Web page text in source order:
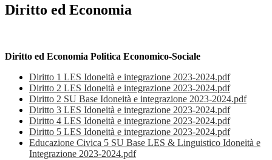
Diritto ed Economia
Diritto ed Economia Politica Economico-Sociale
Diritto 1 LES Idoneità e integrazione 2023-2024.pdf
Diritto 2 LES Idoneità e integrazione 2023-2024.pdf
Diritto 2 SU Base Idoneità e integrazione 2023-2024.pdf
Diritto 3 LES Idoneità e integrazione 2023-2024.pdf
Diritto 4 LES Idoneità e integrazione 2023-2024.pdf
Diritto 5 LES Idoneità e integrazione 2023-2024.pdf
Educazione Civica 5 SU Base LES & Linguistico Idoneità e
Integrazione 2023-2024.pdf